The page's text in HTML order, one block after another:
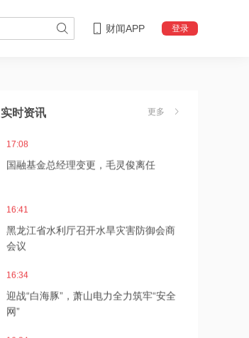
财闻APP 登录
实时资讯 更多
147.42%，超2025年全年
17:08
国融基金总经理变更，毛灵俊离任
16:41
黑龙江省水利厅召开水旱灾害防御会商
会议
16:34
迎战“白海豚”，萧山电力全力筑牢“安全
网”
16:34